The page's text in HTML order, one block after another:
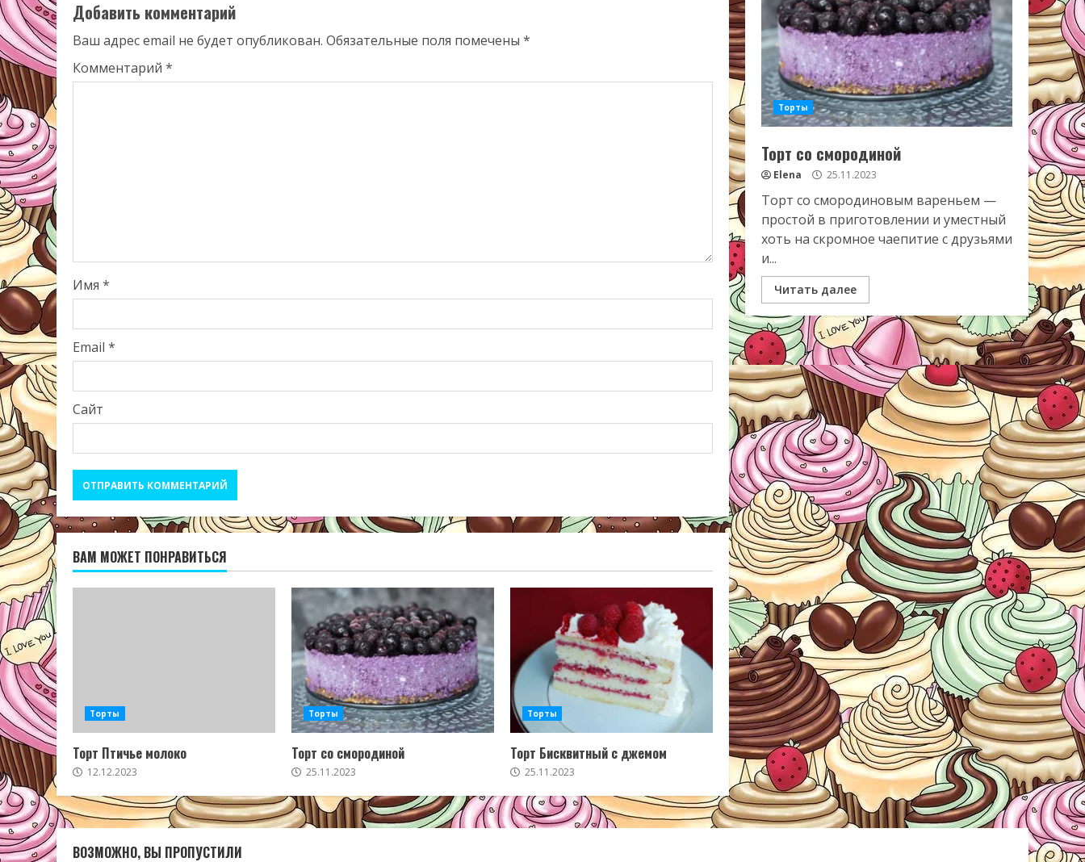
Добавить комментарий
Ваш адрес email не будет опубликован. Обязательные поля помечены *
Комментарий *
Имя *
Email *
Сайт
ВАМ МОЖЕТ ПОНРАВИТЬСЯ
Торты
Торт Птичье молоко
12.12.2023
Торты
Торт со смородиной
25.11.2023
Торты
Торт Бисквитный с джемом
25.11.2023
Торты
Торт со смородиной
Elena 25.11.2023
Торт со смородиновым вареньем —
простой в приготовлении и уместный
хоть на скромное чаепитие с друзьями
и...
Читать далее
ВОЗМОЖНО, ВЫ ПРОПУСТИЛИ